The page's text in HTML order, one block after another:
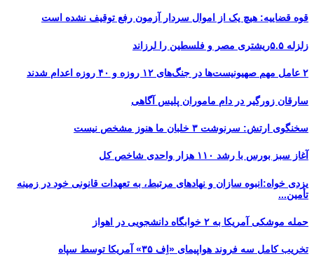
قوه قضاییه: هیچ یک از اموال سردار آزمون رفع توقیف نشده است
زلزله ۵.۵ریشتری مصر و فلسطین را لرزاند
۲ عامل مهم صهیونیست‌ها در جنگ‌های ۱۲ روزه و ۴۰ روزه اعدام شدند
سارقان زورگیر در دام ماموران پلیس آگاهی
سخنگوی ارتش: سرنوشت ۳ خلبان ما هنوز مشخص نیست
آغاز سبز بورس با رشد ۱۱۰ هزار واحدی شاخص کل
یزدی خواه:انبوه سازان و نهادهای مرتبط، به تعهدات قانونی خود در زمینه
تأمین...
حمله موشکی آمریکا به ۲ خوابگاه دانشجویی در اهواز
تخریب کامل سه فروند هواپیمای «اِف ۳۵» آمریکا توسط سپاه